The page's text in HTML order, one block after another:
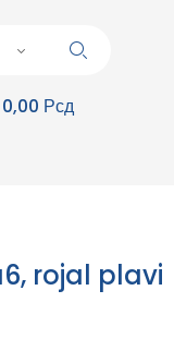
0,00 Рсд
rojal plavi